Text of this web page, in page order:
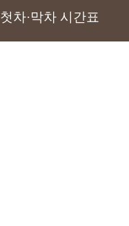
첫차·막차 시간표